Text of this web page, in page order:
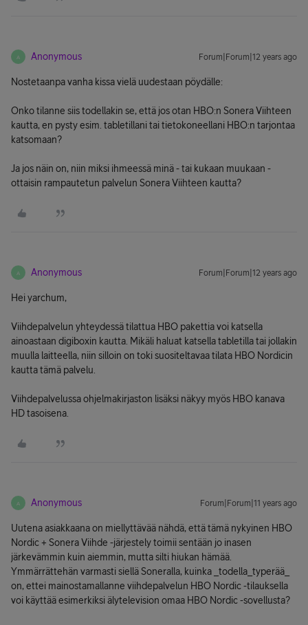
A Anonymous Forum|Forum|12 years ago
Nostetaanpa vanha kissa vielä uudestaan pöydälle:
Onko tilanne siis todellakin se, että jos otan HBO:n Sonera Viihteen
kautta, en pysty esim. tabletillani tai tietokoneellani HBO:n tarjontaa
katsomaan?
Ja jos näin on, niin miksi ihmeessä minä - tai kukaan muukaan -
ottaisin rampautetun palvelun Sonera Viihteen kautta?
A Anonymous Forum|Forum|12 years ago
Hei yarchum,
Viihdepalvelun yhteydessä tilattua HBO pakettia voi katsella
ainoastaan digiboxin kautta. Mikäli haluat katsella tabletilla tai jollakin
muulla laitteella, niin silloin on toki suositeltavaa tilata HBO Nordicin
kautta tämä palvelu.
Viihdepalvelussa ohjelmakirjaston lisäksi näkyy myös HBO kanava
HD tasoisena.
A Anonymous Forum|Forum|11 years ago
Uutena asiakkaana on miellyttävää nähdä, että tämä nykyinen HBO
Nordic + Sonera Viihde -järjestely toimii sentään jo inasen
järkevämmin kuin aiemmin, mutta silti hiukan hämää.
Ymmärrättehän varmasti siellä Soneralla, kuinka _todella_typerää_
on, ettei mainostamallanne viihdepalvelun HBO Nordic -tilauksella
voi käyttää esimerkiksi älytelevision omaa HBO Nordic -sovellusta?